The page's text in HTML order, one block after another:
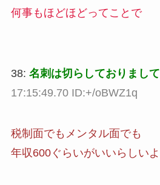
何事もほどほどってことで
38: 名刺は切らしておりまして
17:15:49.70 ID:+/oBWZ1q
税制面でもメンタル面でも
年収600ぐらいがいいらしいよ